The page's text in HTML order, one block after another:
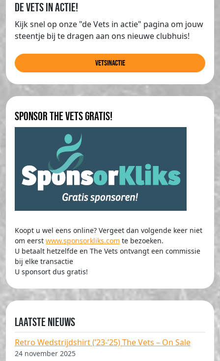
de Vets in actie!
Kijk snel op onze "de Vets in actie" pagina om jouw
steentje bij te dragen aan ons nieuwe clubhuis!
Vetsinactie
Sponsor The Vets gratis!
Koopt u wel eens online? Vergeet dan volgende keer niet
om eerst www.sponsorkliks.com te bezoeken.
U betaalt hetzelfde en The Vets ontvangt een commissie
bij elke transactie
U sponsort dus gratis!
Laatste nieuws
Retro Wedstrijdshirt (’23-’25) The Vets – On Sale
24 november 2025